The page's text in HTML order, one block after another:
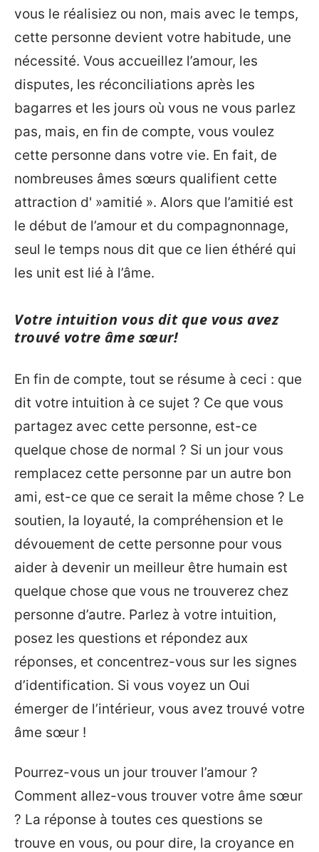
vous le réalisiez ou non, mais avec le temps,
cette personne devient votre habitude, une
nécessité. Vous accueillez l’amour, les
disputes, les réconciliations après les
bagarres et les jours où vous ne vous parlez
pas, mais, en fin de compte, vous voulez
cette personne dans votre vie. En fait, de
nombreuses âmes sœurs qualifient cette
attraction d' »amitié ». Alors que l’amitié est
le début de l’amour et du compagnonnage,
seul le temps nous dit que ce lien éthéré qui
les unit est lié à l’âme.
Votre intuition vous dit que vous avez
trouvé votre âme sœur!
En fin de compte, tout se résume à ceci : que
dit votre intuition à ce sujet ? Ce que vous
partagez avec cette personne, est-ce
quelque chose de normal ? Si un jour vous
remplacez cette personne par un autre bon
ami, est-ce que ce serait la même chose ? Le
soutien, la loyauté, la compréhension et le
dévouement de cette personne pour vous
aider à devenir un meilleur être humain est
quelque chose que vous ne trouverez chez
personne d’autre. Parlez à votre intuition,
posez les questions et répondez aux
réponses, et concentrez-vous sur les signes
d’identification. Si vous voyez un Oui
émerger de l’intérieur, vous avez trouvé votre
âme sœur !
Pourrez-vous un jour trouver l’amour ?
Comment allez-vous trouver votre âme sœur
? La réponse à toutes ces questions se
trouve en vous, ou pour dire, la croyance en